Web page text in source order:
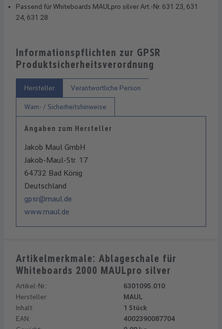
Passend für Whiteboards MAULpro silver Art.-Nr. 631 23, 631
24, 631 28
Informationspflichten zur GPSR
Produktsicherheitsverordnung
Hersteller Verantwortliche Person
Warn- / Sicherheitshinweise
Angaben zum Hersteller
Jakob Maul GmbH
Jakob-Maul-Str. 17
64732 Bad König
Deutschland
gpsr@maul.de
www.maul.de
Artikelmerkmale: Ablageschale für
Whiteboards 2000 MAULpro silver
Artikel-Nr.:
6301095.010
Hersteller:
MAUL
Inhalt:
1 Stück
EAN:
4002390087704